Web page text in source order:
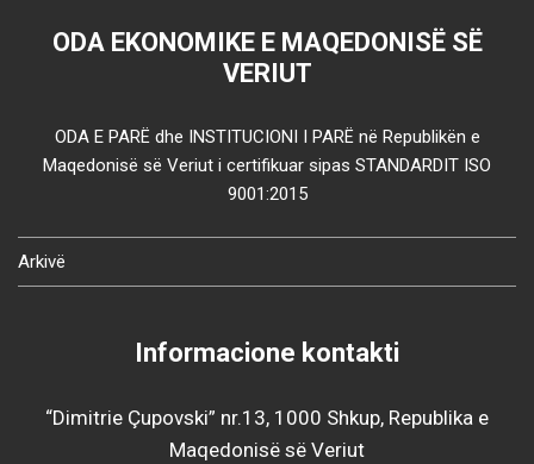
ODA EKONOMIKE E MAQEDONISË SË
VERIUT
ODA E PARË dhe INSTITUCIONI I PARË në Republikën e
Maqedonisë së Veriut i certifikuar sipas STANDARDIT ISO
9001:2015
Arkivë
Informacione kontakti
“Dimitrie Çupovski” nr.13, 1000 Shkup, Republika e
Maqedonisë së Veriut